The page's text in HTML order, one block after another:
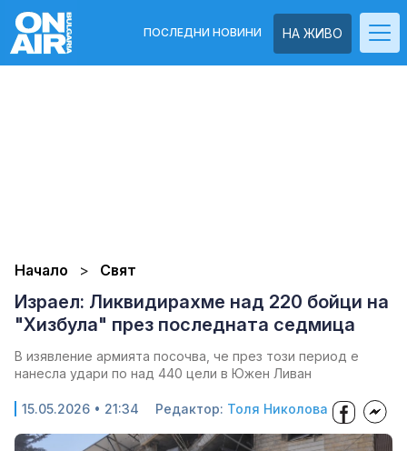
НА ЖИВО
ПОСЛЕДНИ НОВИНИ
Начало Свят
Израел: Ликвидирахме над 220 бойци на
"Хизбула" през последната седмица
В изявление армията посочва, че през този период е
нанесла удари по над 440 цели в Южен Ливан
15.05.2026 • 21:34 Редактор: Толя Николова